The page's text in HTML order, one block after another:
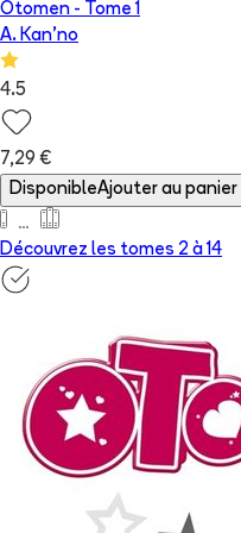
Otomen - Tome 1
A. Kan'no
4.5
7,29 €
DisponibleAjouter au panier
Découvrez les tomes 2 à 14